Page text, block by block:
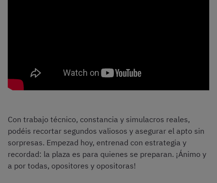
Con trabajo técnico, constancia y simulacros reales,
podéis recortar segundos valiosos y asegurar el apto sin
sorpresas. Empezad hoy, entrenad con estrategia y
recordad: la plaza es para quienes se preparan. ¡Ánimo y
a por todas, opositores y opositoras!